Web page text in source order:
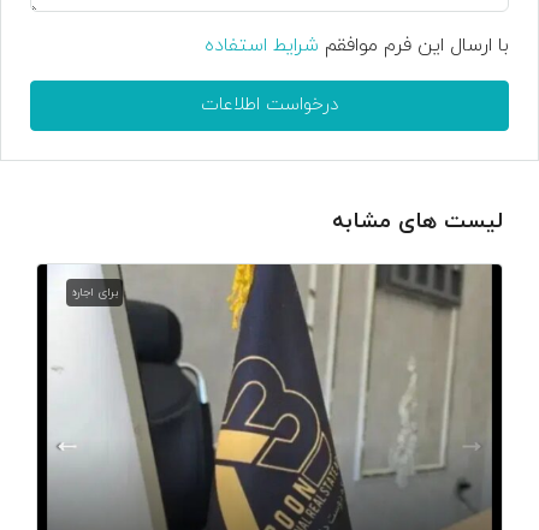
با ارسال این فرم موافقم شرایط استفاده
درخواست اطلاعات
لیست های مشابه
برای اجاره